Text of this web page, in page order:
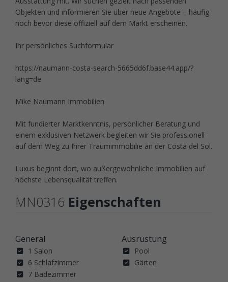
Objekten und informieren Sie über neue Angebote – häufig
noch bevor diese offiziell auf dem Markt erscheinen.
Ihr persönliches Suchformular
https://naumann-costa-search-5665dd6f.base44.app/?
lang=de
Mike Naumann Immobilien
Mit fundierter Marktkenntnis, persönlicher Beratung und
einem exklusiven Netzwerk begleiten wir Sie professionell
auf dem Weg zu Ihrer Traumimmobilie an der Costa del Sol.
Luxus beginnt dort, wo außergewöhnliche Immobilien auf
höchste Lebensqualität treffen.
MN0316 Eigenschaften
General
1 Salon
6 Schlafzimmer
7 Badezimmer
Ausrüstung
Pool
Gärten